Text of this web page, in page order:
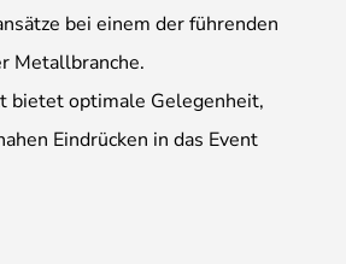
bei einem der führenden
Metallbranche.
bietet optimale Gelegenheit,
Eindrücken in das Event